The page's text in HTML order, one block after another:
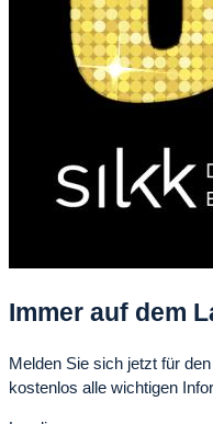
Immer auf dem
Melden Sie sich jetzt für
kostenlos alle wichtigen